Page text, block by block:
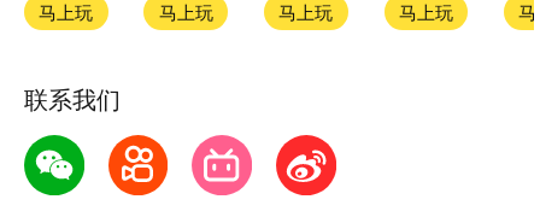
马上玩 马上玩 马上玩 马上玩
联系我们